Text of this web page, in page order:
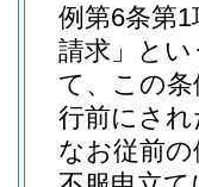
例第6条第
請求」とい
て、この
行前にさ
なお従前